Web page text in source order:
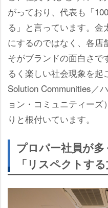
がっており、代表も「
る」と言っています。金
にするのではなく、各店
そがブランドの面白さで
るく楽しい社会現象を
Solution Communities／
ョン・コミュニティー
りと根付いています。
プロパー社員が多
「リスペクトす